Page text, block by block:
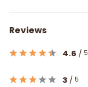
Reviews
4.6 / 5
3 / 5